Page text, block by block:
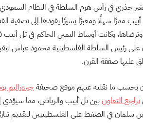
جذري في رأس هرم السلطة في النظام السعودي
ممرًا سهلًا ومعبرًا يسيرًا يقودها إلى تصفية
وترضاها، وكانت أوساط اليمين الحاكم في تل أبيب
على رئيس السلطة الفلسطينية محمود عباس
عليها صفقة القرن.
بحسب ما نقلته عنهم موقع صحيفةجيروزاليم
تراجع التعاونبين تل أبيب والرياض، مما سيؤدي
سلمان في الضغط على الفلسطينيين لتقديم